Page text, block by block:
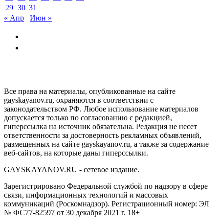
29 30 31
« Апр
Июн »
Все права на материалы, опубликованные на сайте
gayskayanov.ru, охраняются в соответствии с
законодательством РФ. Любое использование материалов
допускается только по согласованию с редакцией,
гиперссылка на источник обязательна. Редакция не несет
ответственности за достоверность рекламных объявлений,
размещенных на сайте gayskayanov.ru, а также за содержание
веб-сайтов, на которые даны гиперссылки.
GAYSKAYANOV.RU - сетевое издание.
Зарегистрировано Федеральной службой по надзору в сфере
связи, информационных технологий и массовых
коммуникаций (Роскомнадзор). Регистрационный номер: ЭЛ
№ ФС77-82597 от 30 декабря 2021 г. 18+